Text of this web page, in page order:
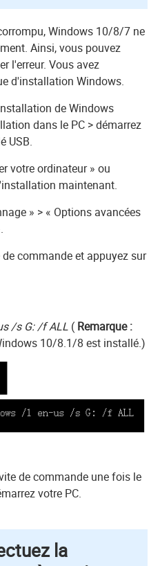
Windows 10/8/7 ne
Ainsi, vous pouvez
l'erreur. Vous avez
d'installation Windows.
de Windows
dans le PC > démarrez
USB.
votre ordinateur » ou
maintenant.
» > « Options avancées
commande et appuyez sur
/s G: /f ALL( Remarque :
10/8.1/8 est installé.)
de commande une fois le
votre PC.
la